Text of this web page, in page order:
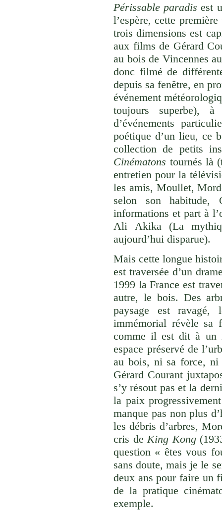
Périssable paradis est
l’espère, cette
trois dimensions est
aux films de Gérard
au bois de Vincennes
donc filmé de
depuis sa fenêtre, en
événement
toujours superbe),
d’événements
poétique d’un lieu, ce
collection de petits
Cinématons tournés là
entretien pour la
les amis, Moullet,
selon son
informations et part à
Ali Akika (La
aujourd’hui disparue).
Mais cette longue
est traversée d’un
1999 la France est
autre, le bois. Des
paysage est ravagé,
immémorial révèle
comme il est dit à un
espace préservé de
au bois, ni sa force, ni
Gérard Courant
s’y résout pas et la
la paix
manque pas non plus
les débris d’arbres,
cris de King Kong
question « êtes vous
sans doute, mais je le
deux ans pour faire un
de la pratique
exemple.